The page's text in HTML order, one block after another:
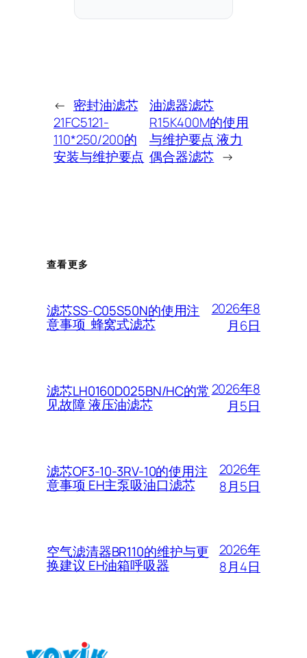
← 密封油滤芯
21FC5121-
110*250/200的
安装与维护要点
油滤器滤芯
R15K400M的使用
与维护要点 液力
偶合器滤芯 →
查看更多
滤芯SS-C05S50N的使用注
意事项 蜂窝式滤芯
2026年8
月6日
滤芯LH0160D025BN/HC的常
见故障 液压油滤芯
2026年8
月5日
滤芯OF3-10-3RV-10的使用注
意事项 EH主泵吸油口滤芯
2026年
8月5日
空气滤清器BR110的维护与更
换建议 EH油箱呼吸器
2026年
8月4日